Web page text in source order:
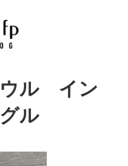
ウル イン
ル